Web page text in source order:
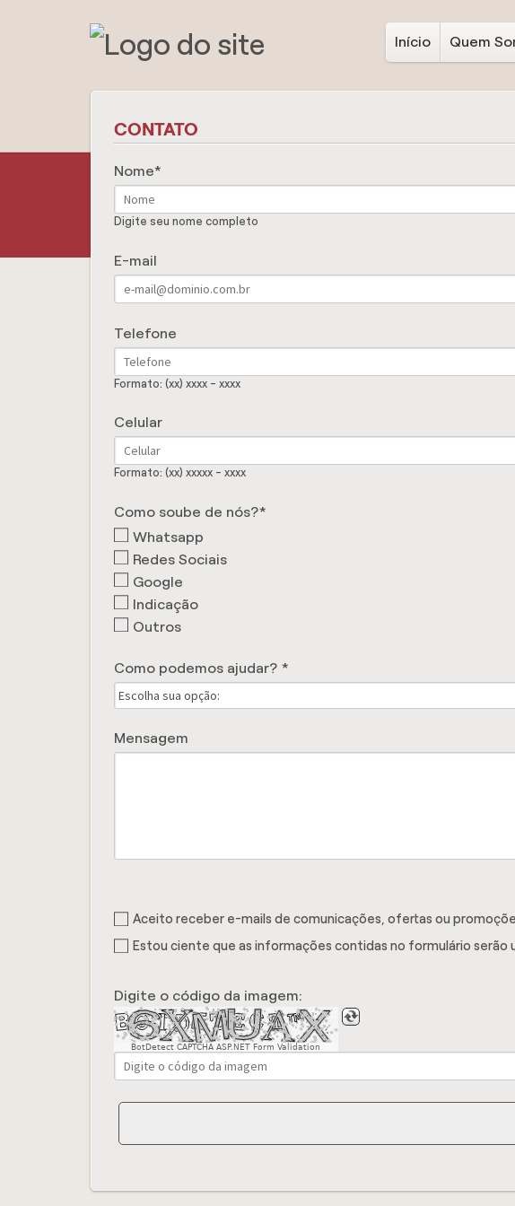
Início Quem
CONTATO
Nome
Digite seu nome completo
E-mail
Telefone
Formato: (xx) xxxx - xxxx
Celular
Formato: (xx) xxxxx - xxxx
Como soube de nós?
Whatsapp
Redes Sociais
Google
Indicação
Outros
Como podemos ajudar?
Mensagem
Aceito receber e-mails de comunicações, ofertas ou
Estou ciente que as informações contidas no formulário serão
Digite o código da imagem:
BotDetect CAPTCHA ASP.NET Form Validation